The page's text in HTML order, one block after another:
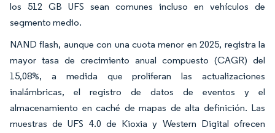
los 512 GB UFS sean comunes incluso en vehículos de
segmento medio.
NAND flash, aunque con una cuota menor en 2025, registra la
mayor tasa de crecimiento anual compuesto (CAGR) del
15,08%, a medida que proliferan las actualizaciones
inalámbricas, el registro de datos de eventos y el
almacenamiento en caché de mapas de alta definición. Las
muestras de UFS 4.0 de Kioxia y Western Digital ofrecen